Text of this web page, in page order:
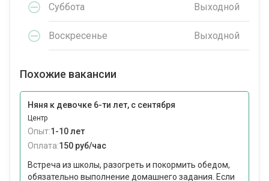
Суббота Выходной
Воскресенье Выходной
Похожие вакансии
Няня к девочке 6-ти лет, с сентября
Центр
Опыт:1-10 лет
Оплата:150 руб/час
Встреча из школы, разогреть и покормить обедом,
обязательно выполнение домашнего задания. Если